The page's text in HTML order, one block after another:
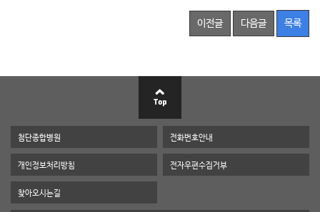
이전글 다음글 목록
첨단종합병원 전화번호안내
개인정보처리방침 전자우편수집거부
찾아오시는길